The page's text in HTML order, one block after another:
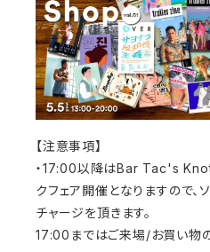
【注意事項】
・17:00以降はBar Tac's Knot
クフェア開催となりますので、
チャージを頂きます。
17:00まではご来場/お買い物